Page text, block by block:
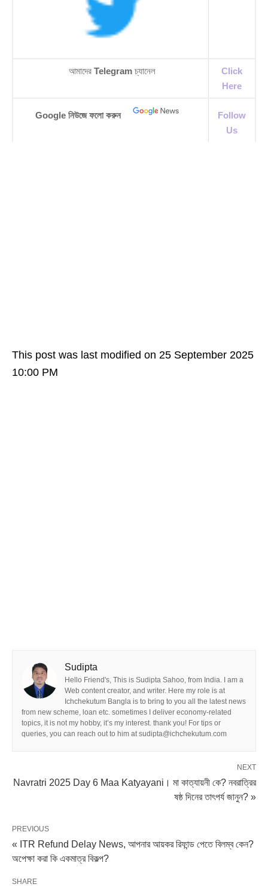
আমাদের Telegramচ্যানেল
Click
Here
Google নিউজে ফলো করুন
Follow
Us
This post was last modified on 25 September 2025
10:00 PM
Sudipta
Hello Friend's, This is Sudipta Sahoo, from India. I am a
Web content creator, and writer. Here my role is at
Ichchekutum Bangla is to bring to you all the latest news
from new scheme, loan etc. sometimes I deliver economy-related
topics, it is not my hobby, it’s my interest. thank you! For tips or
queries, you can reach out to him at sudipta@ichchekutum.com
NEXT
Navratri 2025 Day 6 Maa Katyayani। মা কাত্যায়নী কে? নবরাত্রির
ষষ্ঠ দিনের তাৎপর্য জানুন? »
PREVIOUS
« ITR Refund Delay News, আপনার আয়কর রিফান্ড পেতে বিলম্ব কেন?
অপেক্ষা করা কি একমাত্র বিকল্প?
SHARE